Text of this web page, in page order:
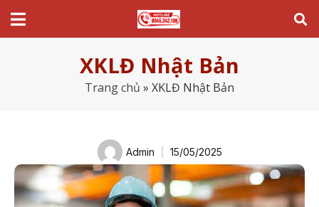
XKLĐ Nhật Bản
Trang chủ » XKLĐ Nhật Bản
Admin 15/05/2025